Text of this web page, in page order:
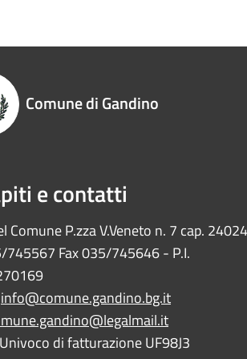
Comune di Gandino
e contatti
Comune P.zza V.Veneto n. 7 cap. 24024
745567 Fax 035/745646 - P.I.
info@comune.gandino.bg.it
di fatturazione UF98J3